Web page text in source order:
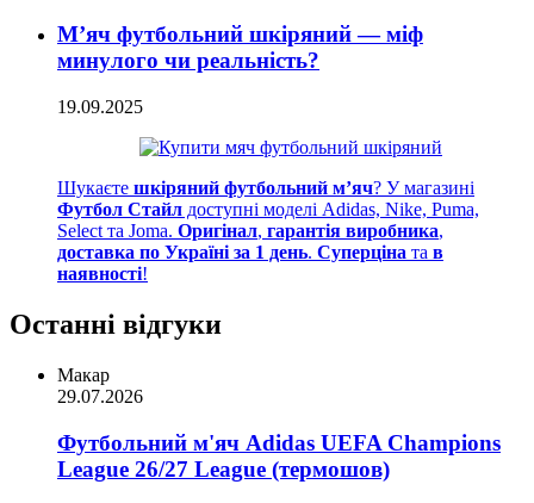
М’яч футбольний шкіряний — міф
минулого чи реальність?
19.09.2025
Шукаєте шкіряний футбольний м’яч? У магазині
Футбол Стайл доступні моделі Adidas, Nike, Puma,
Select та Joma. Оригінал, гарантія виробника,
доставка по Україні за 1 день. Суперціна та в
наявності!
Останні відгуки
Макар
29.07.2026
Футбольний м'яч Adidas UEFA Champions
League 26/27 League (термошов)